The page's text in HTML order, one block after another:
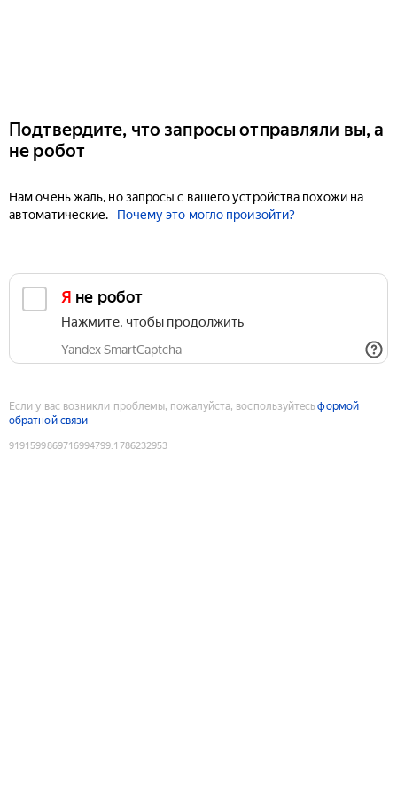
Подтвердите, что запросы отправляли вы, а
не робот
Нам очень жаль, но запросы с вашего устройства похожи на
автоматические.
Почему это могло произойти?
Я не робот
Нажмите, чтобы продолжить
Yandex SmartCaptcha
Если у вас возникли проблемы, пожалуйста, воспользуйтесьформой
обратной связи
9191599869716994799:1786232953